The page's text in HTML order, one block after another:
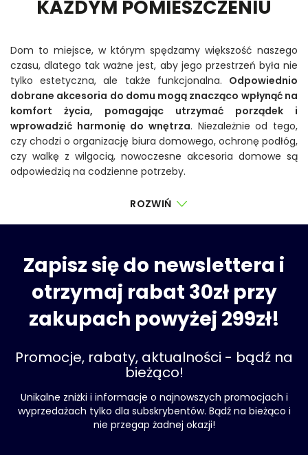
KAŻDYM POMIESZCZENIU
Dom to miejsce, w którym spędzamy większość naszego
czasu, dlatego tak ważne jest, aby jego przestrzeń była nie
tylko estetyczna, ale także funkcjonalna. Odpowiednio
dobrane akcesoria do domu mogą znacząco wpłynąć na
komfort życia, pomagając utrzymać porządek i
wprowadzić harmonię do wnętrza. Niezależnie od tego,
czy chodzi o organizację biura domowego, ochronę podłóg,
czy walkę z wilgocią, nowoczesne akcesoria domowe są
odpowiedzią na codzienne potrzeby.
ROZWIŃ
Zapisz się do newslettera i
otrzymaj rabat 30zł przy
zakupach powyżej 299zł!
Promocje, rabaty, aktualności - bądź na
bieżąco!
Unikalne zniżki i informacje o najnowszych promocjach i
wyprzedażach tylko dla subskrybentów. Bądź na bieżąco i
nie przegap żadnej okazji!